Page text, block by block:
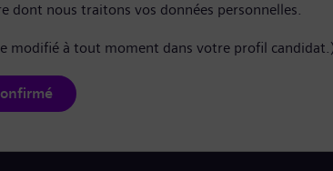
dont nous traitons vos données personnelles.
modifié à tout moment dans votre profil